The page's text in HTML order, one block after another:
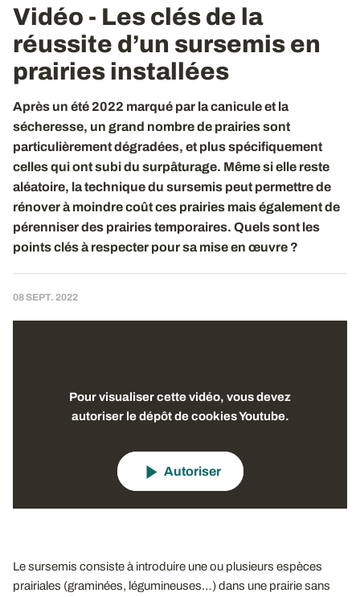
Vidéo - Les clés de la
réussite d’un sursemis en
prairies installées
Après un été 2022 marqué par la canicule et la
sécheresse, un grand nombre de prairies sont
particulièrement dégradées, et plus spécifiquement
celles qui ont subi du surpâturage. Même si elle reste
aléatoire, la technique du sursemis peut permettre de
rénover à moindre coût ces prairies mais également de
pérenniser des prairies temporaires. Quels sont les
points clés à respecter pour sa mise en œuvre ?
08 SEPT. 2022
Pour visualiser cette vidéo, vous devez
autoriser le dépôt de cookies Youtube.
Autoriser
Le sursemis consiste à introduire une ou plusieurs espèces
prairiales (graminées, légumineuses…) dans une prairie sans